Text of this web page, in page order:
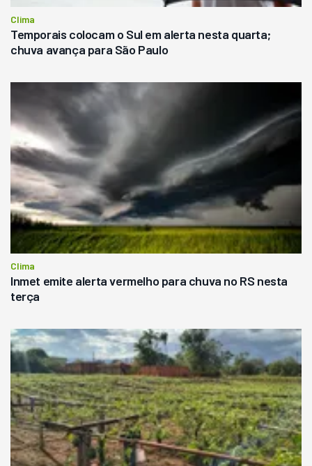
Clima
Temporais colocam o Sul em alerta nesta quarta;
chuva avança para São Paulo
Clima
Inmet emite alerta vermelho para chuva no RS nesta
terça